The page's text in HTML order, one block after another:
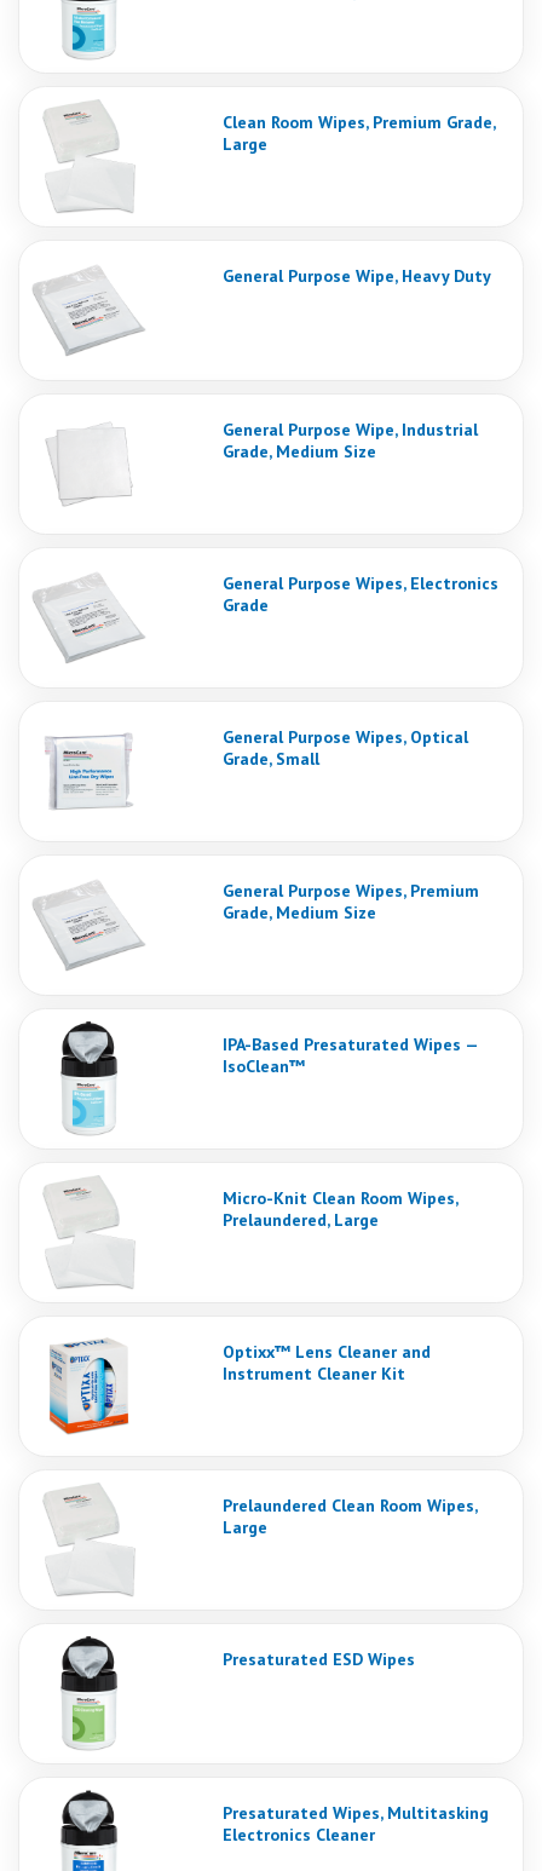
Clean Room Wipes, Premium Grade,
Large
General Purpose Wipe, Heavy Duty
General Purpose Wipe, Industrial
Grade, Medium Size
General Purpose Wipes, Electronics
Grade
General Purpose Wipes, Optical
Grade, Small
General Purpose Wipes, Premium
Grade, Medium Size
IPA-Based Presaturated Wipes —
IsoClean™
Micro-Knit Clean Room Wipes,
Prelaundered, Large
Optixx™ Lens Cleaner and
Instrument Cleaner Kit
Prelaundered Clean Room Wipes,
Large
Presaturated ESD Wipes
Presaturated Wipes, Multitasking
Electronics Cleaner